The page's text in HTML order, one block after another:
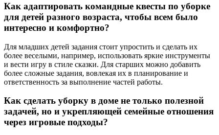
Как адаптировать командные квесты по уборке
для детей разного возраста, чтобы всем было
интересно и комфортно?
Для младших детей задания стоит упростить и сделать их
более веселыми, например, использовать яркие инструменты
и вести игру в стиле сказки. Для старших можно добавить
более сложные задания, вовлекая их в планирование и
ответственность за выполнение частей работы.
Как сделать уборку в доме не только полезной
задачей, но и укрепляющей семейные отношения
через игровые подходы?